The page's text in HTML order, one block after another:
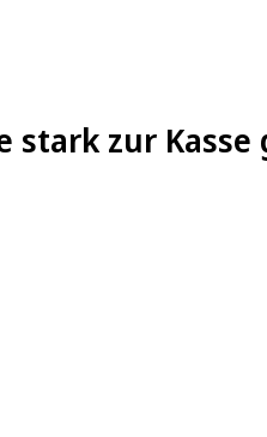
stark zur Kasse